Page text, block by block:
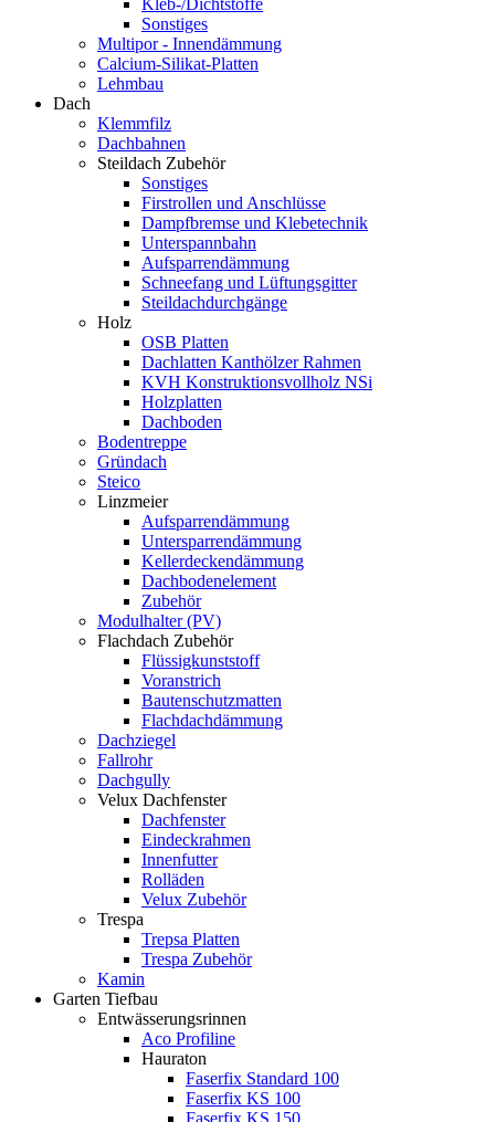
Kleb-/Dichtstoffe
Sonstiges
Multipor - Innendämmung
Calcium-Silikat-Platten
Lehmbau
Dach
Klemmfilz
Dachbahnen
Steildach Zubehör
Sonstiges
Firstrollen und Anschlüsse
Dampfbremse und Klebetechnik
Unterspannbahn
Aufsparrendämmung
Schneefang und Lüftungsgitter
Steildachdurchgänge
Holz
OSB Platten
Dachlatten Kanthölzer Rahmen
KVH Konstruktionsvollholz NSi
Holzplatten
Dachboden
Bodentreppe
Gründach
Steico
Linzmeier
Aufsparrendämmung
Untersparrendämmung
Kellerdeckendämmung
Dachbodenelement
Zubehör
Modulhalter (PV)
Flachdach Zubehör
Flüssigkunststoff
Voranstrich
Bautenschutzmatten
Flachdachdämmung
Dachziegel
Fallrohr
Dachgully
Velux Dachfenster
Dachfenster
Eindeckrahmen
Innenfutter
Rolläden
Velux Zubehör
Trespa
Trepsa Platten
Trespa Zubehör
Kamin
Garten Tiefbau
Entwässerungsrinnen
Aco Profiline
Hauraton
Faserfix Standard 100
Faserfix KS 100
Faserfix KS 150